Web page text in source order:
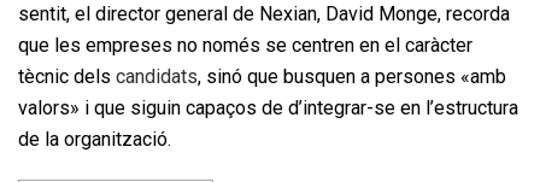
sentit, el director general de Nexian, David Monge, recorda
que les empreses no només se centren en el caràcter
tècnic dels candidats, sinó que busquen a persones «amb
valors» i que siguin capaços de d’integrar-se en l’estructura
de la organització.